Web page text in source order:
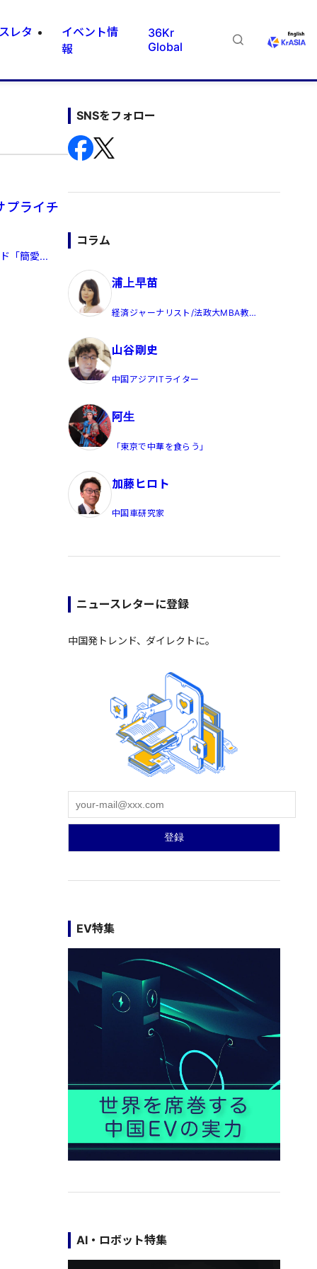
レタ
イベント情
報
36Kr
Global
プライチ
「簡愛...
SNSをフォロー
コラム
浦上早苗
経済ジャーナリスト/法政大MBA教
山谷剛史
中国アジアITライター
阿生
「東京で中華を食らう」
加藤ヒロト
中国車研究家
ニュースレターに登録
中国発トレンド、ダイレクトに。
EV特集
AI・ロボット特集